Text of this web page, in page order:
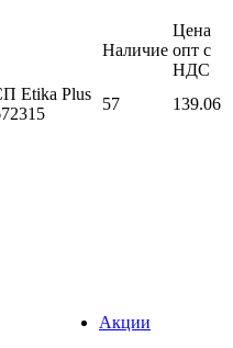
Наличие
Цена
опт с
НДС
Etika Plus
57
139.06
Акции